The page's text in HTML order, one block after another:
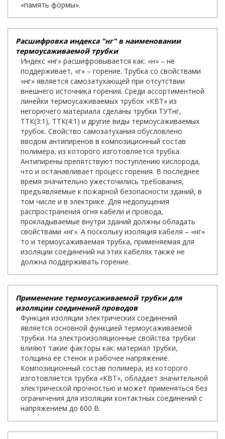
«память формы».
Расшифровка индекса "нг" в наименовании
термоусаживаемой трубки
Индекс «нг» расшифровывается как: «н» – не
поддерживает, «г» – горение. Трубка со свойствами
«нг» является самозатухающей при отсутствии
внешнего источника горения. Среди ассортиментной
линейки термоусаживаемых трубок «КВТ» из
негорючего материала сделаны трубки ТУТнг,
ТТК(3:1), ТТК(4:1) и другие виды термоусаживаемых
трубок. Свойство самозатухания обусловлено
вводом антипиренов в композиционный состав
полимера, из которого изготовляется трубка.
Антипирены препятствуют поступлению кислорода,
что и останавливает процесс горения. В последнее
время значительно ужесточились требования,
предъявляемые к пожарной безопасности зданий, в
том числе и в электрике. Для недопущения
распространения огня кабели и провода,
прокладываемые внутри зданий должны обладать
свойствами «нг». А поскольку изоляция кабеля – «нг»
то и термоусаживаемая трубка, применяемая для
изоляции соединений на этих кабелях также не
должна поддерживать горение.
Применение термоусаживаемой трубки для
изоляции соединений проводов
Функция изоляции электрических соединений
является основной функцией термоусаживаемой
трубки. На электроизоляционные свойства трубки
влияют такие факторы как: материал трубки,
толщина ее стенок и рабочее напряжение.
Композиционный состав полимера, из которого
изготовляется трубка «КВТ», обладает значительной
электрической прочностью и может применяться без
ограничения для изоляции контактных соединений с
напряжением до 600 В.